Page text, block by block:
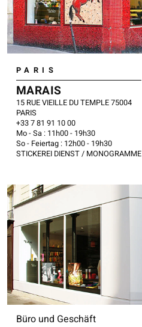
PARIS
MARAIS
15 RUE VIEILLE DU TEMPLE 75004
PARIS
​+33 7 81 91 10 00
Mo - Sa : 11h00 - 19h30
So - Feiertag : 12h00 - 19h30
STICKEREI DIENST / MONOGRAMME
Büro und Geschäft